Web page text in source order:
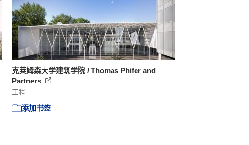
克莱姆森大学建筑学院 / Thomas Phifer and
Partners
工程
添加书签